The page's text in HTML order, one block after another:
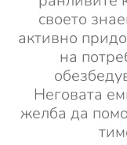
своето
активно
на
Неговата
желба да